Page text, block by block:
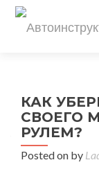
КАК
СВОЕГО
РУЛЕМ?
Posted on by